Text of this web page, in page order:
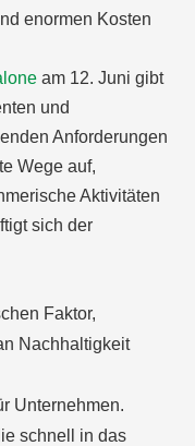
enormen Kosten
am 12. Juni gibt
und
Anforderungen
Wege auf,
Aktivitäten
sich der
Faktor,
Nachhaltigkeit
Unternehmen.
schnell in das